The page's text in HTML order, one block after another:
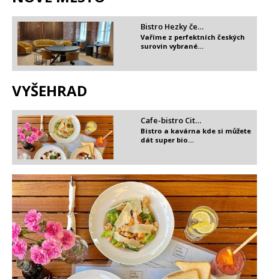
Bistro Hezky če…
Vaříme z perfektních českých
surovin vybrané…
VYŠEHRAD
Cafe-bistro Cit…
Bistro a kavárna kde si můžete
dát super bio…